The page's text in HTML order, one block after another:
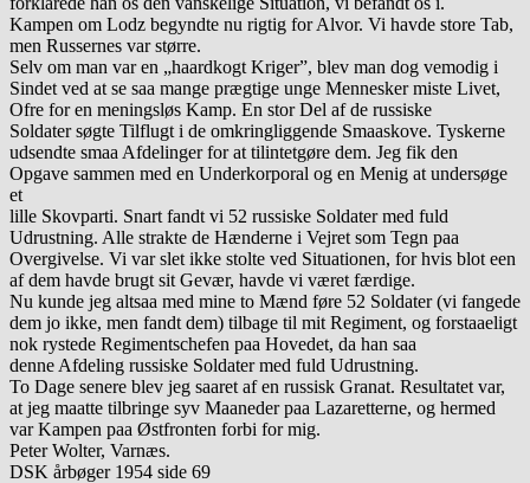
Kampen om Lodz begyndte nu rigtig for Alvor. Vi havde store Tab,
men Russernes var større.
Selv om man var en „haardkogt Kriger”, blev man dog vemodig i
Sindet ved at se saa mange prægtige unge Mennesker miste Livet,
Ofre for en meningsløs Kamp. En stor Del af de russiske
Soldater søgte Tilflugt i de omkringliggende Smaaskove. Tyskerne
udsendte smaa Afdelinger for at tilintetgøre dem. Jeg fik den
Opgave sammen med en Underkorporal og en Menig at undersøge
et
lille Skovparti. Snart fandt vi 52 russiske Soldater med fuld
Udrustning. Alle strakte de Hænderne i Vejret som Tegn paa
Overgivelse. Vi var slet ikke stolte ved Situationen, for hvis blot een
af dem havde brugt sit Gevær, havde vi været færdige.
Nu kunde jeg altsaa med mine to Mænd føre 52 Soldater (vi fangede
dem jo ikke, men fandt dem) tilbage til mit Regiment, og forstaaeligt
nok rystede Regimentschefen paa Hovedet, da han saa
denne Afdeling russiske Soldater med fuld Udrustning.
To Dage senere blev jeg saaret af en russisk Granat. Resultatet var,
at jeg maatte tilbringe syv Maaneder paa Lazaretterne, og hermed
var Kampen paa Østfronten forbi for mig.
Peter Wolter, Varnæs.
DSK årbøger 1954 side 69